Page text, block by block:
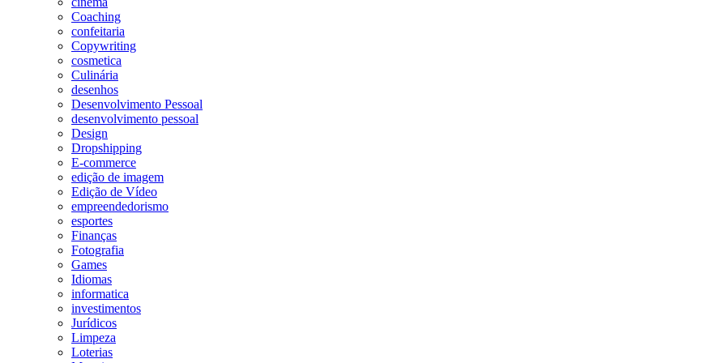
Coaching
confeitaria
Copywriting
cosmetica
Culinária
desenhos
Desenvolvimento Pessoal
desenvolvimento pessoal
Design
Dropshipping
E-commerce
edição de imagem
Edição de Vídeo
empreendedorismo
esportes
Finanças
Fotografia
Games
Idiomas
informatica
investimentos
Jurídicos
Limpeza
Loterias